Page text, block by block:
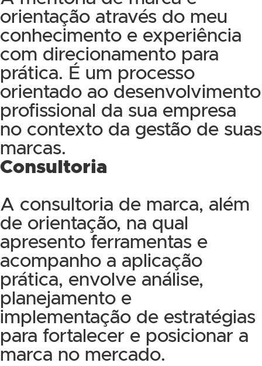
orientação através do meu
conhecimento e experiência
com direcionamento para
prática. É um processo
orientado ao desenvolvimento
profissional da sua empresa
no contexto da gestão de suas
marcas.
Consultoria
A consultoria de marca, além
de orientação, na qual
apresento ferramentas e
acompanho a aplicação
prática, envolve análise,
planejamento e
implementação de estratégias
para fortalecer e posicionar a
marca no mercado.